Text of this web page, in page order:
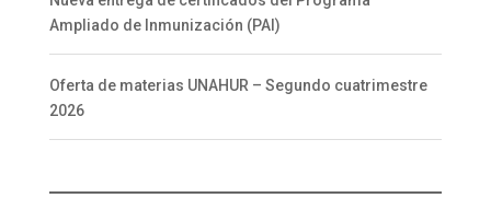
Ampliado de Inmunización (PAI)
Oferta de materias UNAHUR – Segundo cuatrimestre
2026